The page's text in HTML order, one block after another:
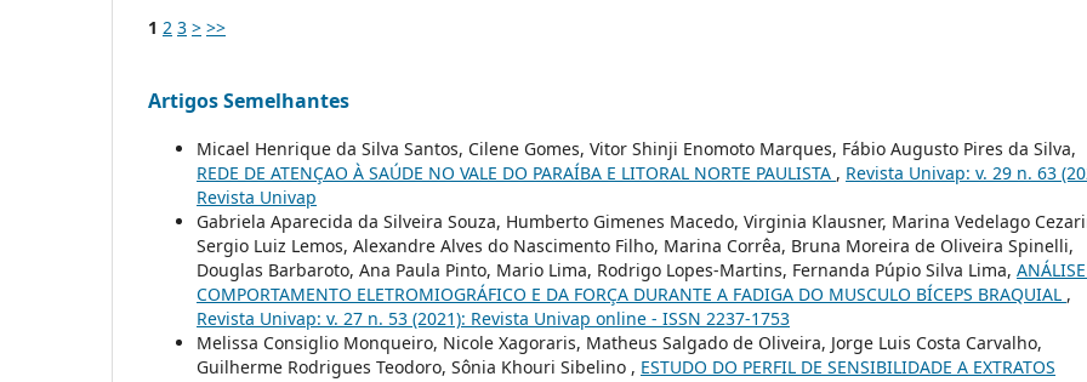
1 2 3 > >>
Artigos Semelhantes
Micael Henrique da Silva Santos, Cilene Gomes, Vitor Shinji Enomoto Marques, Fábio Augusto Pires da Silva,
REDE DE ATENÇAO À SAÚDE NO VALE DO PARAÍBA E LITORAL NORTE PAULISTA , Revista Univap: v. 29 n. 63
Revista Univap
Gabriela Aparecida da Silveira Souza, Humberto Gimenes Macedo, Virginia Klausner, Marina Vedelago
Sergio Luiz Lemos, Alexandre Alves do Nascimento Filho, Marina Corrêa, Bruna Moreira de Oliveira Spinelli,
Douglas Barbaroto, Ana Paula Pinto, Mario Lima, Rodrigo Lopes-Martins, Fernanda Púpio Silva Lima,
COMPORTAMENTO ELETROMIOGRÁFICO E DA FORÇA DURANTE A FADIGA DO MUSCULO BÍCEPS BRAQUIAL ,
Revista Univap: v. 27 n. 53 (2021): Revista Univap online - ISSN 2237-1753
Melissa Consiglio Monqueiro, Nicole Xagoraris, Matheus Salgado de Oliveira, Jorge Luis Costa Carvalho,
Guilherme Rodrigues Teodoro, Sônia Khouri Sibelino , ESTUDO DO PERFIL DE SENSIBILIDADE A EXTRATOS